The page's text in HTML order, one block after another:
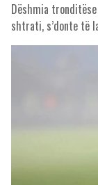
Dëshmia
shtrati, s’donte të